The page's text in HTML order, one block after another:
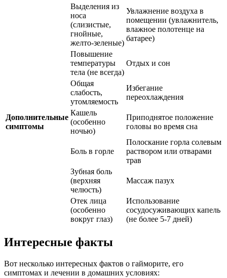
Выделения из
носа
(слизистые,
гнойные,
желто-зеленые)
Увлажнение воздуха в
помещении (увлажнитель,
влажное полотенце на
батарее)
Повышение
температуры
тела (не всегда)
Отдых и сон
Общая
слабость,
утомляемость
Избегание
переохлаждения
Дополнительные
симптомы
Кашель
(особенно
ночью)
Приподнятое положение
головы во время сна
Боль в горле
Полоскание горла солевым
раствором или отварами
трав
Зубная боль
(верхняя
челюсть)
Массаж пазух
Отек лица
(особенно
вокруг глаз)
Использование
сосудосуживающих капель
(не более 5-7 дней)
Интересные факты
Вот несколько интересных фактов о гайморите, его
симптомах и лечении в домашних условиях: